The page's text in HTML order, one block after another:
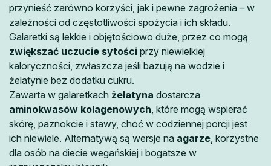
przynieść zarówno korzyści, jak i pewne zagrożenia – w
zależności od częstotliwości spożycia i ich składu.
Galaretki są lekkie i objętościowo duże, przez co mogą
zwiększać uczucie sytości przy niewielkiej
kaloryczności, zwłaszcza jeśli bazują na wodzie i
żelatynie bez dodatku cukru.
Zawarta w galaretkach żelatyna dostarcza
aminokwasów kolagenowych , które mogą wspierać
skórę, paznokcie i stawy, choć w codziennej porcji jest
ich niewiele. Alternatywą są wersje na agarze , korzystne
dla osób na diecie wegańskiej i bogatsze w